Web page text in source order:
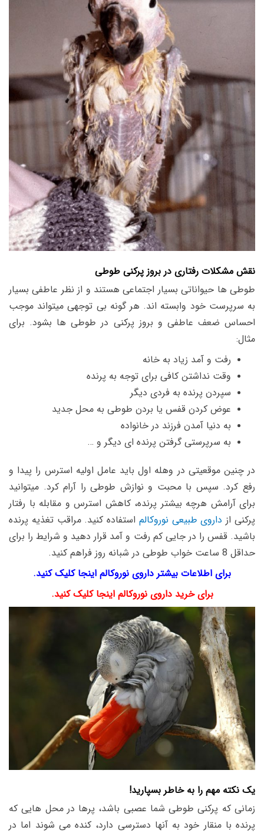
نقش مشکلات رفتاری در بروز پرکنی طوطی
طوطی ها حیواناتی بسیار اجتماعی هستند و از نظر عاطفی بسیار
به سرپرست خود وابسته اند. هر گونه بی توجهی میتواند موجب
احساس ضعف عاطفی و بروز پرکنی در طوطی ها بشود. برای
مثال:
رفت و آمد زیاد به خانه
وقت نداشتن کافی برای توجه به پرنده
سپردن پرنده به فردی دیگر
عوض کردن قفس یا بردن طوطی به محل جدید
به دنیا آمدن فرزند در خانواده
به سرپرستی گرفتن پرنده ای دیگر و …
در چنین موقعیتی در وهله اول باید عامل اولیه استرس را پیدا و
رفع کرد. سپس با محبت و نوازش طوطی را آرام کرد. میتوانید
برای آرامش هرچه بیشتر پرنده، کاهش استرس و مقابله با رفتار
پرکنی از داروی طبیعی نوروکالم استفاده کنید. مراقب تغذیه پرنده
باشید. قفس را در جایی کم رفت و آمد قرار دهید و شرایط را برای
حداقل 8 ساعت خواب طوطی در شبانه روز فراهم کنید.
برای اطلاعات بیشتر داروی نوروکالم اینجا کلیک کنید.
برای خرید داروی نوروکالم اینجا کلیک کنید.
یک نکته مهم را به خاطر بسپارید!
زمانی که پرکنی طوطی شما عصبی باشد، پرها در محل هایی که
پرنده با منقار خود به آنها دسترسی دارد، کنده می شوند اما در